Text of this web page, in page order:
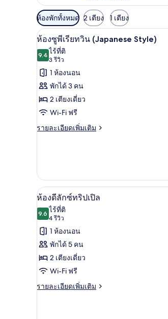
ตัว
กรอง
ที่
มี
ให้
สำหรับ
ห้อง
พัก
ห้องพักทั้งหมด 2 เตียง 1 เตียง
เปิด
ภาพถ่าย
ทั้งหมด
ของ
ห้อง
ซู
พี
Style)
ห้องซูพีเ
5
ห้องซูพีเรียทวิน (Japanese Style)
9.49.4 จาก 10
ไร้ที่ติ
3 รีวิว
(3
รีวิว)
1 ห้องนอน
พักได้ 3 คน
2 เตียงเดี่ยว
Wi-Fi ฟรี
รายละเอียดเพิ่มเติม
ราย
กับ
ห้อง
ซู
พี
เรีย
ทวิ
น
(Japanese
Style)
เปิด
ภาพถ่าย
ทั้งหมด
ของ
ห้อง
ดี
ลัก
ห้องดีลัก
5
ห้องดีลักซ์ทริปเปิล
9.69.6 จาก 10
ไร้ที่ติ
4 รีวิว
(4
รีวิว)
1 ห้องนอน
พักได้ 5 คน
2 เตียงเดี่ยว
Wi-Fi ฟรี
รายละเอียดเพิ่มเติม
ราย